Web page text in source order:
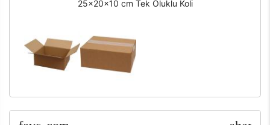
25x20x10 cm Tek Oluklu Koli